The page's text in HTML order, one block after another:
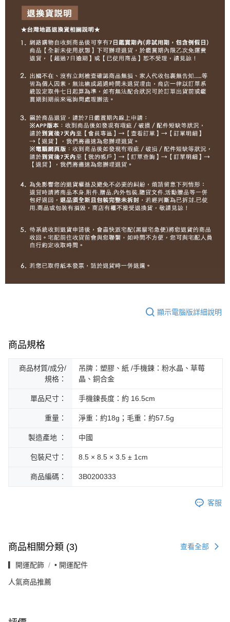
顯示電腦版詳細說明
商品規格
商品材質/成分/
規格：
吊牌：塑膠、紙 /手機鍊：粉水晶、草莓
晶、銅合金
單品尺寸： 手機鍊長度：約 16.5cm
重量： 淨重：約18g；毛重：約57.5g
製造產地 ： 中國
包裝尺寸： 8.5 × 8.5 × 3.5 ± 1cm
商品編碼： 3B0200333
客服
商品相關分類 (3) 查看全部
▎開運配飾 • 開運配件
人氣商品推薦